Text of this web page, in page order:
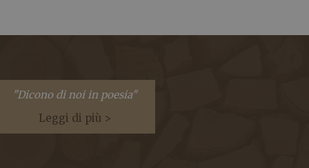
"Dicono di noi in poesia"
Leggi di più >